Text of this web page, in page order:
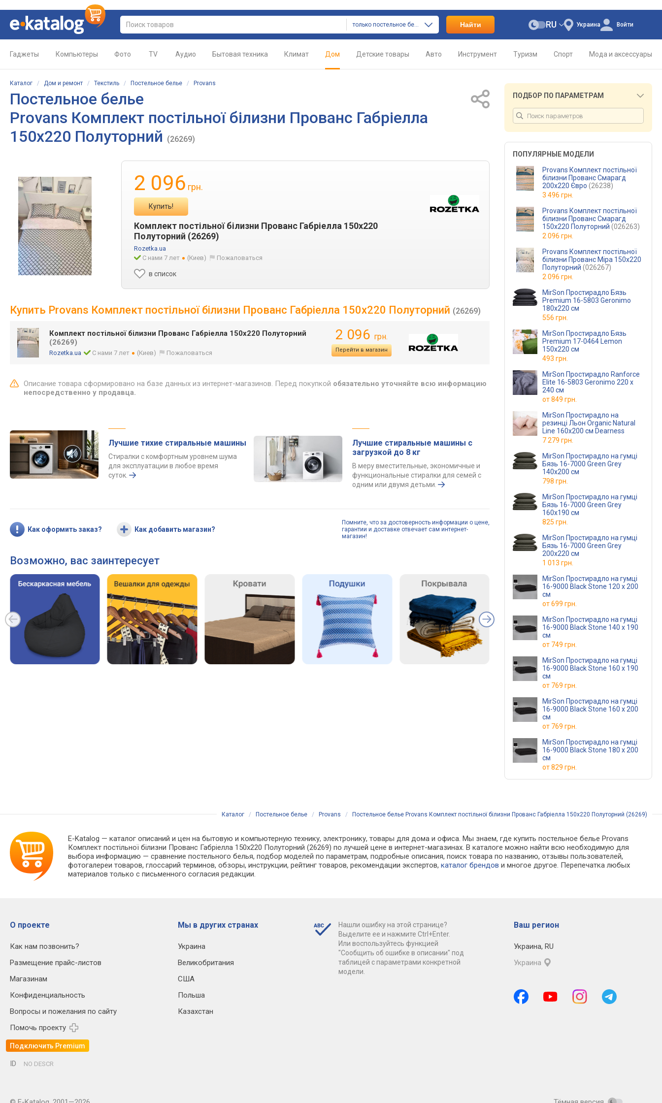
только постельное белье Найти Украина
RU Войти
Гаджеты Компьютеры Фото TV Аудио Бытовая техника Климат Дом Детские товары Авто Инструмент Туризм Спорт Мода и аксессуары
Каталог / Дом и ремонт / Текстиль / Постельное белье / Provans
Постельное белье
Provans Комплект постільної білизни Прованс Габріелла
150х220 Полуторний (26269)
2 096 грн.
Купить!
Комплект постільної білизни Прованс Габріелла 150х220
Полуторний (26269)
Rozetka.ua
С нами 7 лет
(Киев) Пожаловаться
в список
Купить Provans Комплект постільної білизни Прованс Габріелла 150х220 Полуторний (26269)
Комплект постільної білизни Прованс Габріелла 150х220 Полуторний
(26269)
Rozetka.ua С нами 7 лет (Киев) Пожаловаться
2 096 грн.
Перейти в магазин
Описание товара сформировано на базе данных из интернет-магазинов. Перед покупкой обязательно уточняйте всю информацию
непосредственно у продавца.
Лучшие тихие стиральные машины
Стиралки с комфортным уровнем шума
для эксплуатации в любое время
суток.
Лучшие стиральные машины с
загрузкой до 8 кг
В меру вместительные, экономичные и
функциональные стиралки для семей с
одним или двумя детьми.
Как оформить заказ? Как добавить магазин?
Помните, что за достоверность информации о цене,
гарантии и доставке отвечает сам интернет-
магазин!
Возможно, вас заинтересует
ПОДБОР ПО ПАРАМЕТРАМ
ПОПУЛЯРНЫЕ МОДЕЛИ
Provans Комплект постільної
білизни Прованс Смарагд
200х220 Євро (26238)
3 496 грн.
Provans Комплект постільної
білизни Прованс Смарагд
150х220 Полуторний (026263)
2 096 грн.
Provans Комплект постільної
білизни Прованс Міра 150х220
Полуторний (026267)
2 096 грн.
MirSon Простирадло Бязь
Premium 16-5803 Geronimo
180х220 см
556 грн.
MirSon Простирадло Бязь
Premium 17-0464 Lemon
150х220 см
493 грн.
MirSon Простирадло Ranforce
Elite 16-5803 Geronimo 220 х
240 см
от849 грн.
MirSon Простирадло на
резинці Льон Organic Natural
Line 160х200 см Dearness
7 279 грн.
MirSon Простирадло на гумці
Бязь 16-7000 Green Grey
140x200 см
798 грн.
MirSon Простирадло на гумці
Бязь 16-7000 Green Grey
160x190 см
825 грн.
MirSon Простирадло на гумці
Бязь 16-7000 Green Grey
200x220 см
1 013 грн.
MirSon Простирадло на гумці
16-9000 Black Stone 120 х 200
см
от699 грн.
MirSon Простирадло на гумці
16-9000 Black Stone 140 х 190
см
от 749 грн.
MirSon Простирадло на гумці
16-9000 Black Stone 160 х 190
см
от 769 грн.
MirSon Простирадло на гумці
16-9000 Black Stone 160 х 200
см
от 769 грн.
MirSon Простирадло на гумці
16-9000 Black Stone 180 х 200
см
от829 грн.
Каталог / Постельное белье / Provans / Постельное белье Provans Комплект постільної білизни Прованс Габріелла 150х220 Полуторний (26269)
E-Katalog — каталог описаний и цен на бытовую и компьютерную технику, электронику, товары для дома и офиса. Мы знаем, где купить постельное белье Provans
Комплект постільної білизни Прованс Габріелла 150х220 Полуторний (26269) по лучшей цене в интернет-магазинах. В каталоге можно найти всю необходимую для
выбора информацию — сравнение постельного белья, подбор моделей по параметрам, подробные описания, поиск товара по названию, отзывы пользователей,
фотогалереи товаров, глоссарий терминов, обзоры, инструкции, рейтинг товаров, рекомендации экспертов,каталог брендов и многое другое. Перепечатка любых
материалов только с письменного согласия редакции.
О проекте
Как нам позвонить?
Размещение прайс-листов
Магазинам
Конфиденциальность
Вопросы и пожелания по сайту
Помочь проекту
Подключить Premium
Мы в других странах
Украина
Великобритания
США
Польша
Казахстан
Нашли ошибку на этой странице?
Выделите ее и нажмите Ctrl+Enter.
Или воспользуйтесь функцией
"Сообщить об ошибке в описании" под
таблицей с параметрами конкретной
модели.
Ваш регион
Украина, RU
Украина
ID NO DESCR